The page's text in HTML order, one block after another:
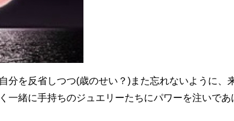
分を反省しつつ(歳のせい？)また忘れないように、
一緒に手持ちのジュエリーたちにパワーを注いであ